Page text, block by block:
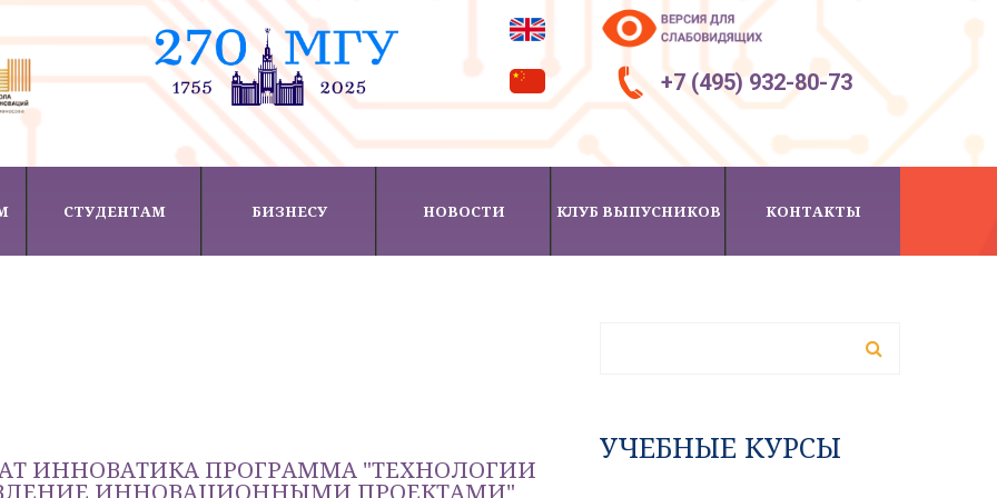
+7 (495) 932-80-73
СТУДЕНТАМ БИЗНЕСУ НОВОСТИ КЛУБ ВЫПУСНИКОВ КОНТАКТЫ
ИННОВАТИКА ПРОГРАММА "ТЕХНОЛОГИИ
ИННОВАЦИОННЫМИ ПРОЕКТАМИ"
УЧЕБНЫЕ КУРСЫ